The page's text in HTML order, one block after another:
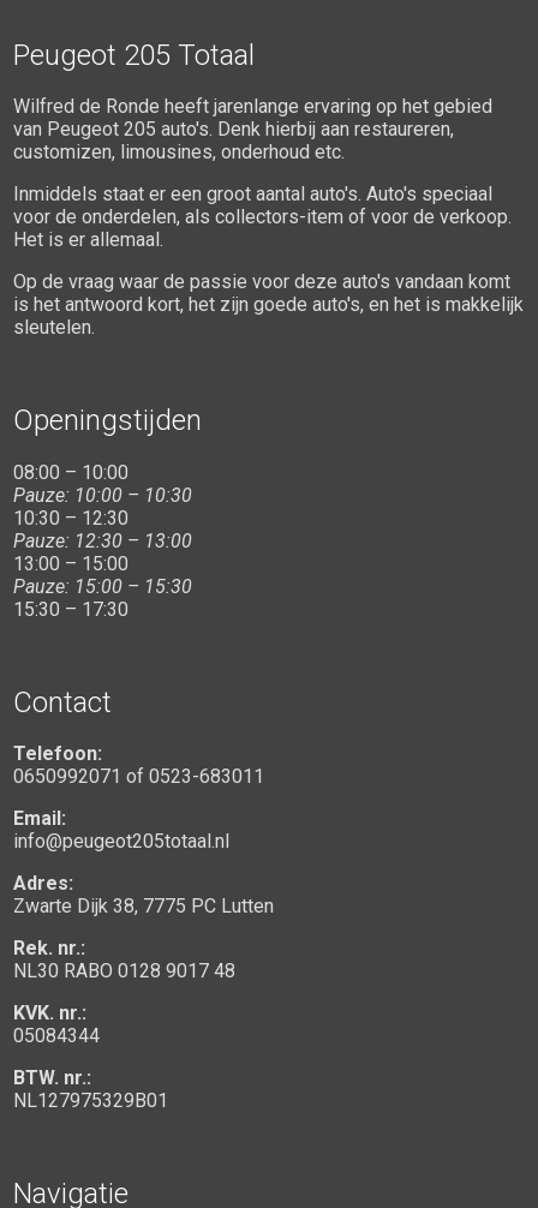
Peugeot 205 Totaal
Wilfred de Ronde heeft jarenlange ervaring op het gebied
van Peugeot 205 auto's. Denk hierbij aan restaureren,
customizen, limousines, onderhoud etc.
Inmiddels staat er een groot aantal auto's. Auto's speciaal
voor de onderdelen, als collectors-item of voor de verkoop.
Het is er allemaal.
Op de vraag waar de passie voor deze auto's vandaan komt
is het antwoord kort, het zijn goede auto's, en het is makkelijk
sleutelen.
Openingstijden
08:00 – 10:00
Pauze: 10:00 – 10:30
10:30 – 12:30
Pauze: 12:30 – 13:00
13:00 – 15:00
Pauze: 15:00 – 15:30
15:30 – 17:30
Contact
Telefoon:
0650992071 of0523-683011
Email:
info@peugeot205totaal.nl
Adres:
Zwarte Dijk 38, 7775 PC Lutten
Rek. nr.:
NL30 RABO 0128 9017 48
KVK. nr.:
05084344
BTW. nr.:
NL127975329B01
Navigatie